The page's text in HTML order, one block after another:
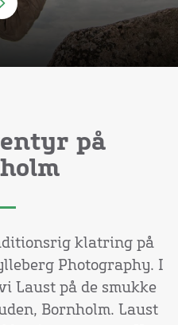
på
klatring på
Photography. I
Laust på de smukke
Bornholm. Laust